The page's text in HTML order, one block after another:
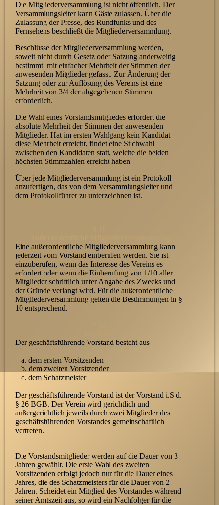
Die Mitgliederversammlung ist nicht öffentlich. Der
Versammlungsleiter kann Gäste zulassen. Über die
Zulassung der Presse, des Rundfunks und des
Fernsehens beschließt die Mitgliederversammlung.
Beschlüsse der Mitgliederversammlung werden,
soweit nicht durch Gesetz oder Satzung anderweitig
bestimmt, mit einfacher Mehrheit der Stimmen der
anwesenden Mitglieder gefasst. Zur Änderung der
Satzung oder zur Auflösung des Vereins ist eine
Mehrheit von 3/4 der abgegebenen Stimmen
erforderlich.
Die Wahl eines Vorstandsmitgliedes erfordert die
absolute Mehrheit der Stimmen der anwesenden
Mitglieder. Hat im ersten Wahlgang kein Kandidat
diese Mehrheit erreicht, findet eine Stichwahl
zwischen den Kandidaten statt, welche die beiden
höchsten Stimmzahlen erreicht haben.
Über jede Mitgliederversammlung ist ein Protokoll
anzufertigen, das von dem Versammlungsleiter und
dem Protokollführer zu unterzeichnen ist.
Eine außerordentliche Mitgliederversammlung kann
jederzeit vom Vorstand einberufen werden. Sie ist
einzuberufen, wenn das Interesse des Vereins es
erfordert oder wenn die Einberufung von 1/10 aller
Mitglieder schriftlich unter Angabe des Zwecks und
der Gründe verlangt wird. Für die außerordentliche
Mitgliederversammlung gelten die Bestimmungen in §
10 entsprechend.
Der geschäftsführende Vorstand besteht aus
a. dem ersten Vorsitzenden
b. dem zweiten Vorsitzenden
c. dem Schatzmeister
Der geschäftsführende Vorstand ist der Vorstand i.S.d.
§ 26 BGB. Der Verein wird gerichtlich und
außergerichtlich jeweils durch zwei Mitglieder des
geschäftsführenden Vorstandes gemeinschaftlich
vertreten.
Die Vorstandsmitglieder werden auf die Dauer von 3
Jahren gewählt. Die erste Wahl des zweiten
Vorsitzenden erfolgt jedoch nur für die Dauer eines
Jahres, die des Schatzmeisters für die Dauer von 2
Jahren. Scheidet ein Mitglied des Vorstandes während
seiner Amtszeit aus, so wird ein Nachfolger für die